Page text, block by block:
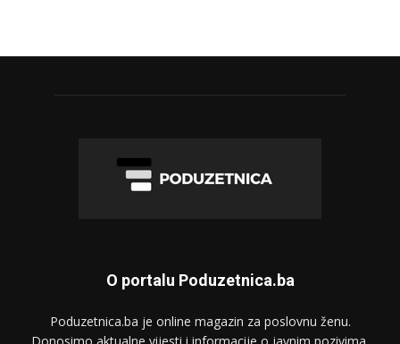
O portalu Poduzetnica.ba
Poduzetnica.ba je online magazin za poslovnu ženu.